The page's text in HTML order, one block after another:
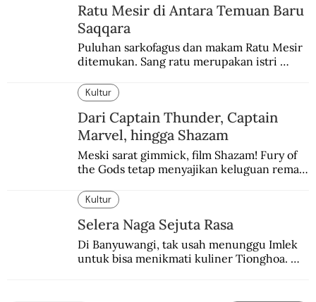
Ratu Mesir di Antara Temuan Baru
Saqqara
Puluhan sarkofagus dan makam Ratu Mesir
ditemukan. Sang ratu merupakan istri
sebelumnya keberadaannya tak pernah
diketahui.
Kultur
Dari Captain Thunder, Captain
Marvel, hingga Shazam
Meski sarat gimmick, film Shazam! Fury of
the Gods tetap menyajikan keluguan remaja
Yunani.
Kultur
Selera Naga Sejuta Rasa
Di Banyuwangi, tak usah menunggu Imlek
untuk bisa menikmati kuliner Tionghoa.